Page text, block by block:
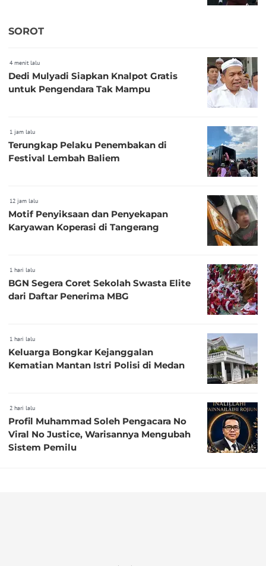
SOROT
4 menit lalu
Dedi Mulyadi Siapkan Knalpot Gratis
untuk Pengendara Tak Mampu
1 jam lalu
Terungkap Pelaku Penembakan di
Festival Lembah Baliem
12 jam lalu
Motif Penyiksaan dan Penyekapan
Karyawan Koperasi di Tangerang
1 hari lalu
BGN Segera Coret Sekolah Swasta Elite
dari Daftar Penerima MBG
1 hari lalu
Keluarga Bongkar Kejanggalan
Kematian Mantan Istri Polisi di Medan
2 hari lalu
Profil Muhammad Soleh Pengacara No
Viral No Justice, Warisannya Mengubah
Sistem Pemilu